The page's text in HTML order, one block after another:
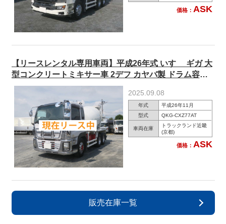
価格： ASK
【リースレンタル専用車両】平成26年式 いすゞ ギガ 大
型コンクリートミキサー車 2デフ カヤバ製 ドラム容量
8.7ｍ3 電動ホッパーカバー 380馬力 アルミホイール
2025.09.08
年式
平成26年11月
型式
QKG-CXZ77AT
車両在庫
トラックランド近畿
(京都)
価格： ASK
販売在庫一覧